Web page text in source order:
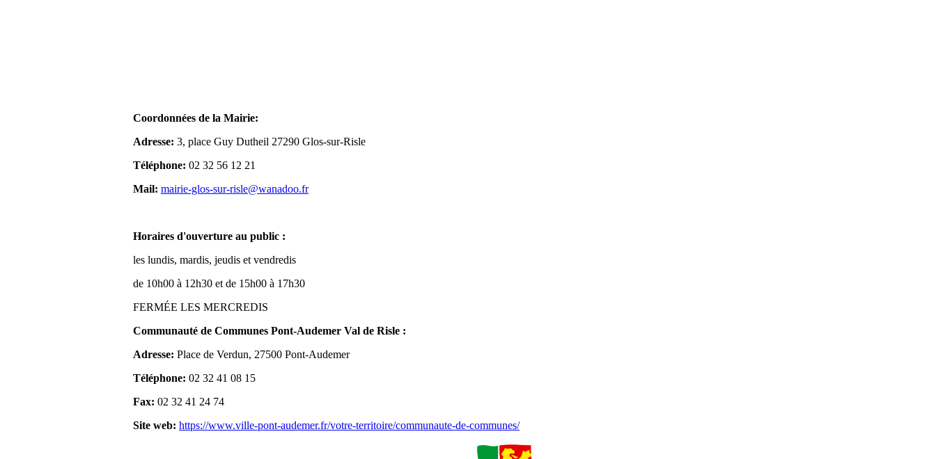
Coordonnées de la Mairie:
Adresse: 3, place Guy Dutheil 27290 Glos-sur-Risle
Téléphone: 02 32 56 12 21
Mail: mairie-glos-sur-risle@wanadoo.fr
Horaires d'ouverture au public :
les lundis, mardis, jeudis et vendredis
de 10h00 à 12h30 et de 15h00 à 17h30
FERMÉE LES MERCREDIS
Communauté de Communes Pont-Audemer Val de Risle :
Adresse: Place de Verdun, 27500 Pont-Audemer
Téléphone: 02 32 41 08 15
Fax: 02 32 41 24 74
Site web: https://www.ville-pont-audemer.fr/votre-territoire/communaute-de-communes/